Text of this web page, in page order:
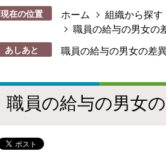
現在の位置 ホーム 組織から探す
職員の給与の男女の
あしあと 職員の給与の男女の差
職員の給与の男女